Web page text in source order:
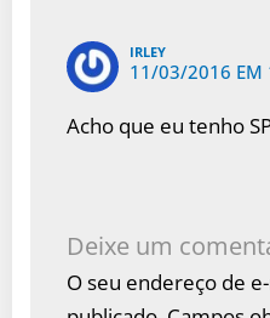
IRLEY
11/03/2016 EM
Acho que eu tenho
Deixe um
O seu endereço de